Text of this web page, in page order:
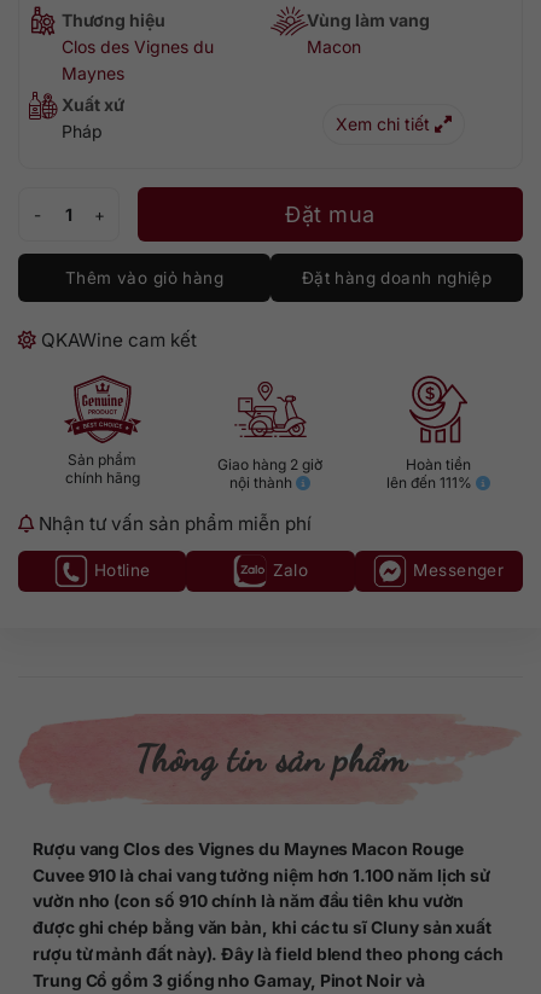
Thương hiệu
Clos des Vignes du
Maynes
Vùng làm vang
Macon
Xuất xứ
Pháp
Xem chi tiết
Clos des Vignes du Maynes Macon Rouge Cuvee 910 Julien Guillot
Đặt mua
Thêm vào giỏ hàng Đặt hàng doanh nghiệp
QKAWine cam kết
Sản phẩm
chính hãng
Giao hàng 2 giờ
nội thành
Hoàn tiền
lên đến 111%
Nhận tư vấn sản phẩm miễn phí
Hotline Zalo Messenger
Thông tin sản phẩm
Rượu vang Clos des Vignes du Maynes Macon Rouge
Cuvee 910 là chai vang tưởng niệm hơn 1.100 năm lịch sử
vườn nho (con số 910 chính là năm đầu tiên khu vườn
được ghi chép bằng văn bản, khi các tu sĩ Cluny sản xuất
rượu từ mảnh đất này). Đây là field blend theo phong cách
Trung Cổ gồm 3 giống nho Gamay, Pinot Noir và